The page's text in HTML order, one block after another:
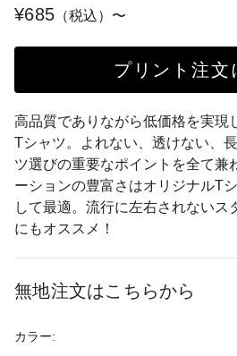
¥685 （税込）〜
プリント注文
高品質でありながら低価格を実現
Tシャツ。よれない、透けない、
ツ選びの重要なポイントを全て兼
ーションの豊富さはオリジナルT
して最適。流行に左右されないス
にもオススメ！
無地注文はこちらから
カラー: